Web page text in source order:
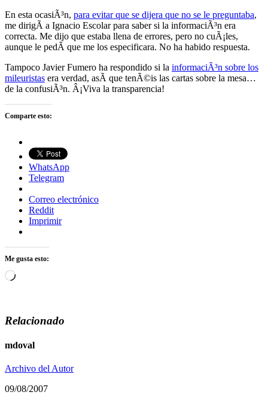
En esta ocasiÃ³n, para evitar que se dijera que no se le preguntaba,
me dirigÃ­ a Ignacio Escolar para saber si la informaciÃ³n era
correcta. Me dijo que estaba llena de errores, pero no cuÃ¡les,
aunque le pedÃ­ que me los especificara. No ha habido respuesta.
Tampoco Javier Fumero ha respondido si la informaciÃ³n sobre los
mileuristas era verdad, asÃ­ que tenÃ©is las cartas sobre la mesa…
de la confusiÃ³n. Â¡Viva la transparencia!
Comparte esto:
WhatsApp
Telegram
Correo electrónico
Reddit
Imprimir
Me gusta esto:
Cargando...
Relacionado
mdoval
Archivo del Autor
09/08/2007